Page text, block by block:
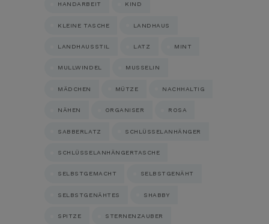
HANDARBEIT KIND
KLEINE TASCHE LANDHAUS
LANDHAUSSTIL LATZ MINT
MULLWINDEL MUSSELIN
MÄDCHEN MÜTZE NACHHALTIG
NÄHEN ORGANISER ROSA
SABBERLATZ SCHLÜSSELANHÄNGER
SCHLÜSSELANHÄNGERTASCHE
SELBSTGEMACHT SELBSTGENÄHT
SELBSTGENÄHTES SHABBY
SPITZE STERNENZAUBER